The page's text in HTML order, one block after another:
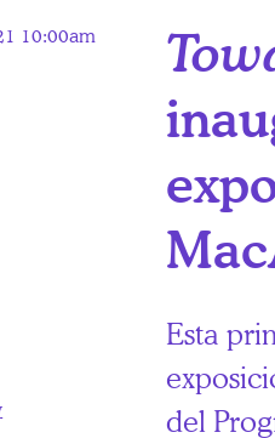
Esta
del
10:00am